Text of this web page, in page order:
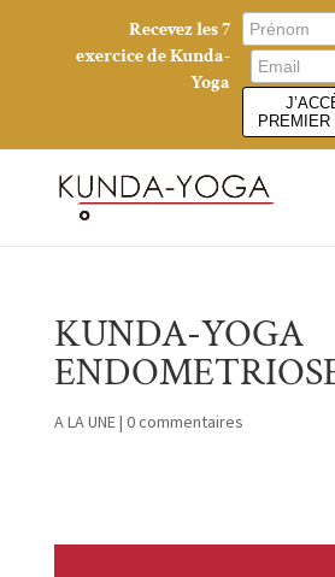
KUNDA-YOGA
A LA UNE | 0 commentaires
Recevez les 7
exercice de Kunda-
Yoga
PREMIER